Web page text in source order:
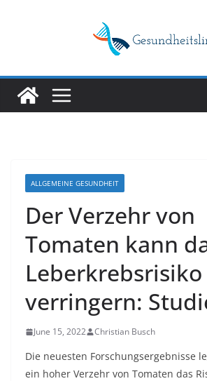
ALLGEMEINE GESUNDHEIT
Der Verzehr von
Tomaten kann
Leberkrebsrisiko
verringern:
June 15, 2022 Christian Busch
Die neuesten Forschungsergebnisse
ein hoher Verzehr von Tomaten das